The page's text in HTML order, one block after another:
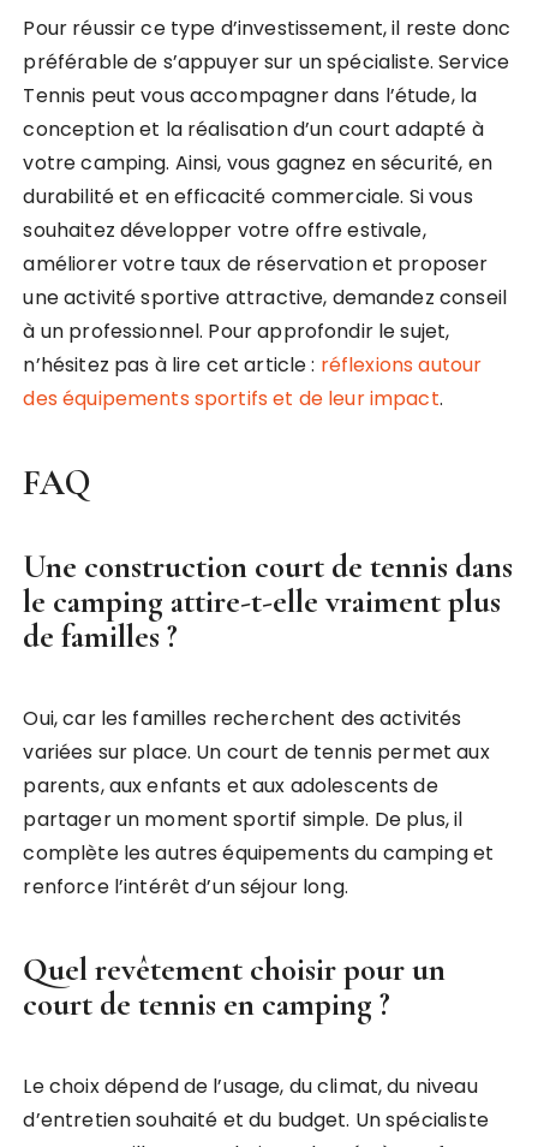
Pour réussir ce type d’investissement, il reste donc
préférable de s’appuyer sur un spécialiste. Service
Tennis peut vous accompagner dans l’étude, la
conception et la réalisation d’un court adapté à
votre camping. Ainsi, vous gagnez en sécurité, en
durabilité et en efficacité commerciale. Si vous
souhaitez développer votre offre estivale,
améliorer votre taux de réservation et proposer
une activité sportive attractive, demandez conseil
à un professionnel. Pour approfondir le sujet,
n’hésitez pas à lire cet article : réflexions autour
des équipements sportifs et de leur impact.
FAQ
Une construction court de tennis dans
le camping attire-t-elle vraiment plus
de familles ?
Oui, car les familles recherchent des activités
variées sur place. Un court de tennis permet aux
parents, aux enfants et aux adolescents de
partager un moment sportif simple. De plus, il
complète les autres équipements du camping et
renforce l’intérêt d’un séjour long.
Quel revêtement choisir pour un
court de tennis en camping ?
Le choix dépend de l’usage, du climat, du niveau
d’entretien souhaité et du budget. Un spécialiste